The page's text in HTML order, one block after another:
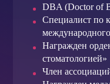
DBA (Doctor of
Специалист по
Награжден
стоматологией»
Член